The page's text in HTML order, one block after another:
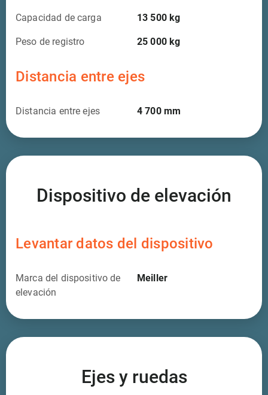
Capacidad de carga 13 500kg
Peso de registro 25 000kg
Distancia entre ejes
Distancia entre ejes 4 700 mm
Dispositivo de elevación
Levantar datos del dispositivo
Marca del dispositivo de
elevación
Meiller
Ejes y ruedas